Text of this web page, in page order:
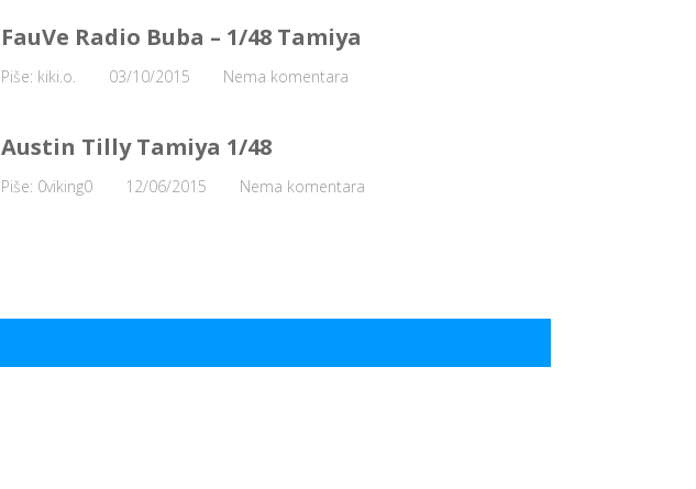
FauVe Radio Buba – 1/48 Tamiya
Piše: kiki.o. 03/10/2015 Nema komentara
Austin Tilly Tamiya 1/48
Piše: 0viking0 12/06/2015 Nema komentara